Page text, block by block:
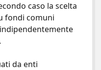
caso la scelta
fondi comuni
da enti